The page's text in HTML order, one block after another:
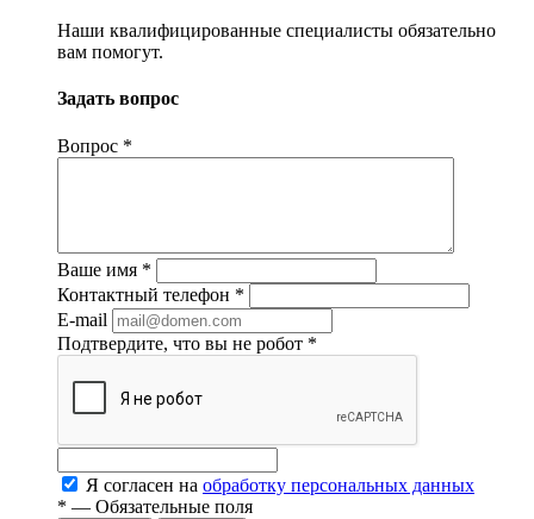
Наши квалифицированные специалисты обязательно
вам помогут.
Задать вопрос
Вопрос *
Ваше имя *
Контактный телефон *
E-mail
Подтвердите, что вы не робот *
Я согласен на обработку персональных данных
* — Обязательные поля